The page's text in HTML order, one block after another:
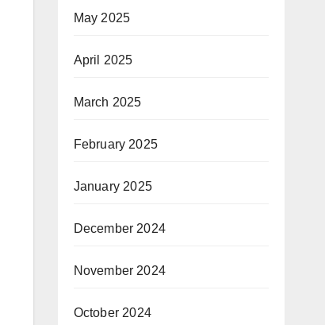
May 2025
April 2025
March 2025
February 2025
January 2025
December 2024
November 2024
October 2024